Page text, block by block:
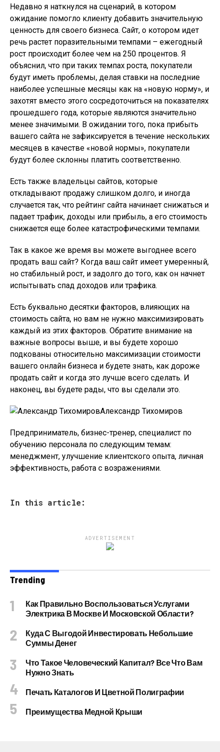
Недавно я наткнулся на сценарий, в котором
ожидание помогло клиенту добавить значительную
ценность для своего бизнеса. Сайт, о котором идет
речь растет поразительными темпами – ежегодный
рост происходит более чем на 250 процентов. Я
объяснил, что при таких темпах роста, покупатели
будут иметь проблемы, делая ставки на последние
наиболее успешные месяцы как на «новую норму», и
захотят вместо этого сосредоточиться на показателях
прошедшего года, которые являются значительно
менее значимыми. В ожидании того, пока прибыть
вашего сайта не зафиксируется в течение нескольких
месяцев в качестве «новой нормы», покупатели
будут более склонны платить соответственно.
Есть также владельцы сайтов, которые
откладывают продажу слишком долго, и иногда
случается так, что рейтинг сайта начинает снижаться и
падает трафик, доходы или прибыль, а его стоимость
снижается еще более катастрофическими темпами.
Так в какое же время вы можете выгоднее всего
продать ваш сайт? Когда ваш сайт имеет умеренный,
но стабильный рост, и задолго до того, как он начнет
испытывать спад доходов или трафика.
Есть буквально десятки факторов, влияющих на
стоимость сайта, но вам не нужно максимизировать
каждый из этих факторов. Обратите внимание на
важные вопросы выше, и вы будете хорошо
подкованы относительно максимизации стоимости
вашего онлайн бизнеса и будете знать, как дороже
продать сайт и когда это лучше всего сделать. И
наконец, вы будете рады, что вы сделали это.
Александр Тихомиров
Предприниматель, бизнес-тренер, специалист по
обучению персонала по следующим темам:
менеджмент, улучшение клиентского опыта, личная
эффективность, работа с возражениями.
In this article:
ADVERTISEMENT
Trending
Как Правильно Воспользоваться Услугами
Электрика В Москве И Московской Области?
Куда С Выгодой Инвестировать Небольшие
Суммы Денег
Что Такое Человеческий Капитал? Все Что Вам
Нужно Знать
Печать Каталогов И Цветной Полиграфии
Преимущества Медной Крыши